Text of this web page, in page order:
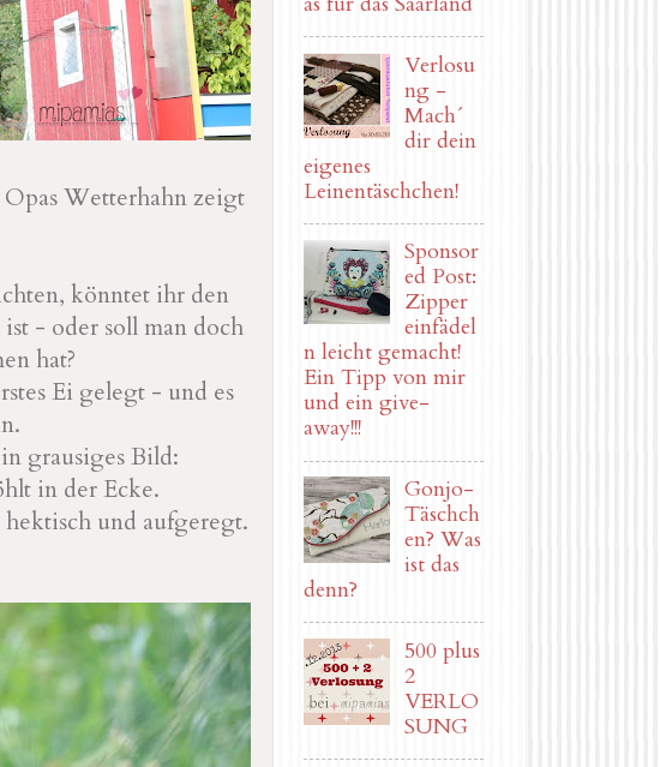
Opas Wetterhahn zeigt
könntet ihr den
- oder soll man doch
hat?
Ei gelegt - und es
grausiges Bild:
in der Ecke.
und aufgeregt.
Verlosu
ng -
Mach´
dir dein
eigenes
Leinentäschchen!
Sponsor
ed Post:
Zipper
einfädel
n leicht gemacht!
Ein Tipp von mir
und ein give-
away!!!
Gonjo-
Täschch
en? Was
ist das
denn?
500 plus
2
VERLO
SUNG